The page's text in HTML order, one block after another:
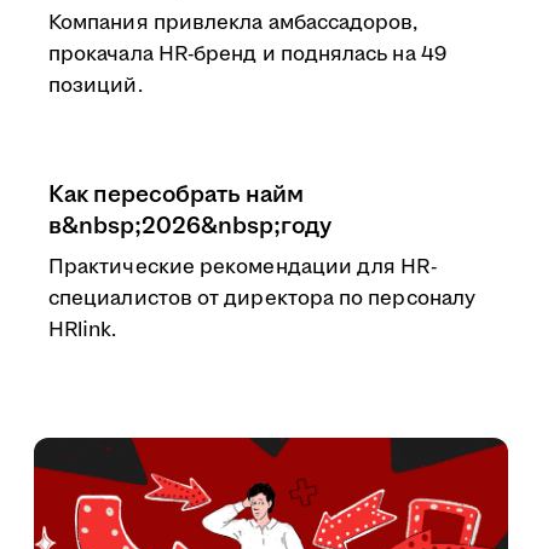
Компания привлекла амбассадоров,
прокачала HR-бренд и поднялась на 49
позиций.
Как пересобрать найм
в&nbsp;2026&nbsp;году
Практические рекомендации для HR-
специалистов от директора по персоналу
HRlink.